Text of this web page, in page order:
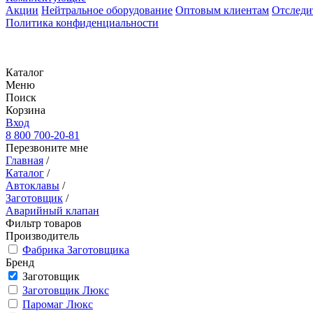
Акции Нейтральное оборудование Оптовым клиентам
Политика конфиденциальности
Каталог
Меню
Поиск
Корзина
Вход
8 800 700-20-81
Перезвоните мне
Главная /
Каталог /
Автоклавы /
Заготовщик /
Аварийный клапан
Фильтр товаров
Производитель
Фабрика Заготовщика
Бренд
Заготовщик
Заготовщик Люкс
Паромаг Люкс